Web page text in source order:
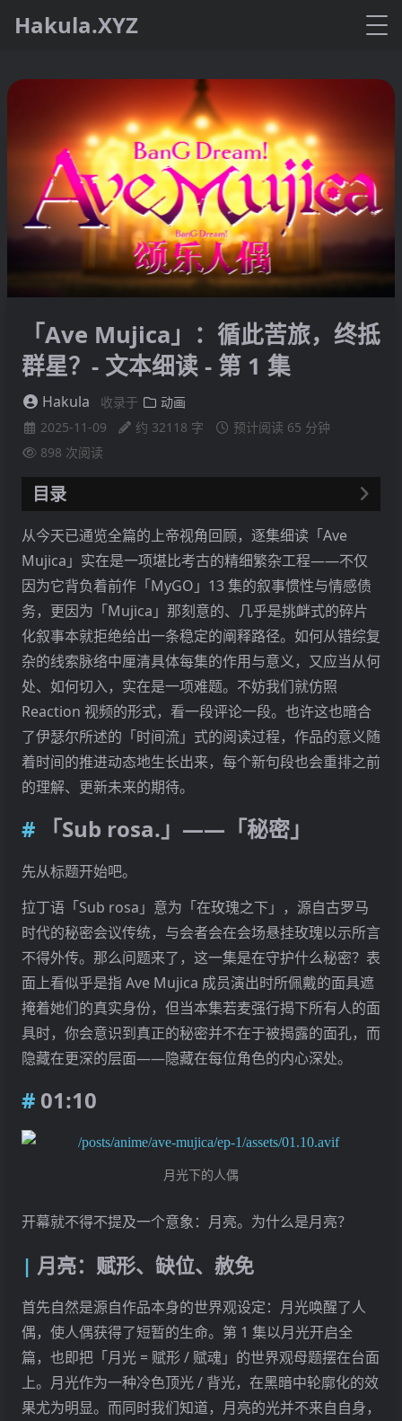
Hakula.XYZ
「Ave Mujica」：循此苦旅，终抵
群星？- 文本细读 - 第 1 集
Hakula 收录于
动画
2025-11-09
约 32118 字
预计阅读 65 分钟
898 次阅读
目录
「Sub rosa.」——「秘密」
01:10
月亮：赋形、缺位、赦免
01:12 - 04:24
KiLLKiSS
05:01
剥夺「成为」的可能性
不存在可以成长的「人」
05:11
06:05
06:12 - 06:14
09:03 - 10:25
12:16 - 12:23
12:42
15:03
15:27 - 16:02
17:26
17:32 - 18:22
18:25 - 18:56
20:58 - 23:26
从今天已通览全篇的上帝视角回顾，逐集细读「Ave
Mujica」实在是一项堪比考古的精细繁杂工程——不仅
因为它背负着前作「MyGO」13 集的叙事惯性与情感债
务，更因为「Mujica」那刻意的、几乎是挑衅式的碎片
化叙事本就拒绝给出一条稳定的阐释路径。如何从错综复
杂的线索脉络中厘清具体每集的作用与意义，又应当从何
处、如何切入，实在是一项难题。不妨我们就仿照
Reaction 视频的形式，看一段评论一段。也许这也暗合
了伊瑟尔所述的「时间流」式的阅读过程，作品的意义随
着时间的推进动态地生长出来，每个新句段也会重排之前
的理解、更新未来的期待。
「Sub rosa.」——「秘密」
先从标题开始吧。
拉丁语「Sub rosa」意为「在玫瑰之下」，源自古罗马
时代的秘密会议传统，与会者会在会场悬挂玫瑰以示所言
不得外传。那么问题来了，这一集是在守护什么秘密？表
面上看似乎是指 Ave Mujica 成员演出时所佩戴的面具遮
掩着她们的真实身份，但当本集若麦强行揭下所有人的面
具时，你会意识到真正的秘密并不在于被揭露的面孔，而
隐藏在更深的层面——隐藏在每位角色的内心深处。
01:10
月光下的人偶
开幕就不得不提及一个意象：月亮。为什么是月亮？
月亮：赋形、缺位、赦免
首先自然是源自作品本身的世界观设定：月光唤醒了人
偶，使人偶获得了短暂的生命。第 1 集以月光开启全
篇，也即把「月光 = 赋形 / 赋魂」的世界观母题摆在台面
上。月光作为一种冷色顶光 / 背光，在黑暗中轮廓化的效
果尤为明显。而同时我们知道，月亮的光并不来自自身，